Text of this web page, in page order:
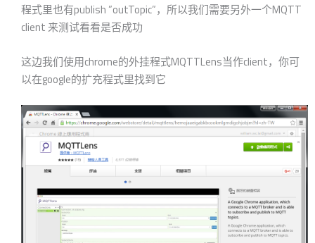
程式里也有publish ”outTopic”，所以我们需要另外一个MQTT
client 来测试看看是否成功
这边我们使用chrome的外挂程式MQTTLens当作client，你可
以在google的扩充程式里找到它